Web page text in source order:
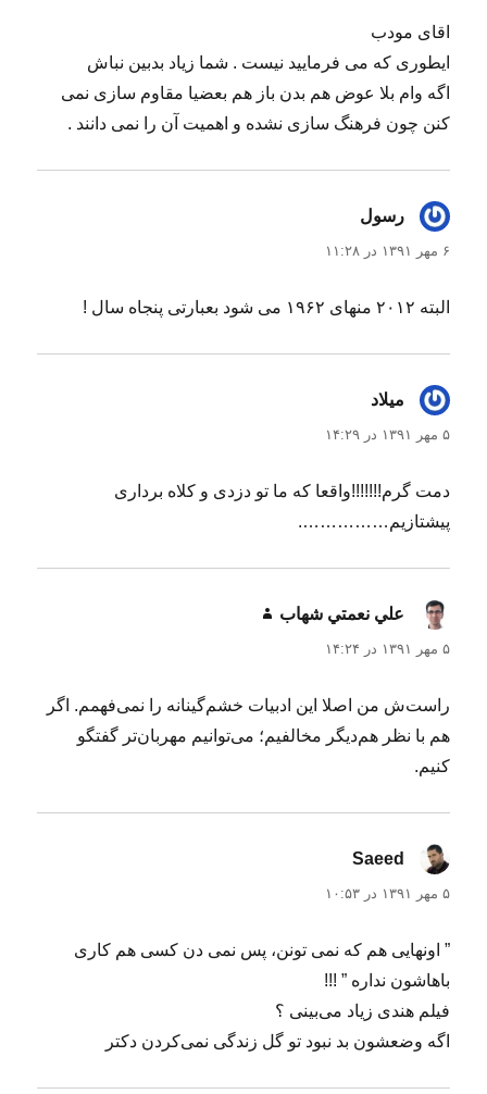
اقای مودب
ایطوری که می فرمایید نیست . شما زیاد بدبین نباش
اگه وام بلا عوض هم بدن باز هم بعضیا مقاوم سازی نمی
کنن چون فرهنگ سازی نشده و اهمیت آن را نمی دانند .
رسول
۶ مهر ۱۳۹۱ در ۱۱:۲۸
البته ۲۰۱۲ منهای ۱۹۶۲ می شود بعبارتی پنجاه سال !
میلاد
۵ مهر ۱۳۹۱ در ۱۴:۲۹
دمت گرم!!!!!!!واقعا که ما تو دزدی و کلاه برداری
پیشتازیم…………….
علي نعمتي شهاب
۵ مهر ۱۳۹۱ در ۱۴:۲۴
راست‌ش من اصلا این ادبیات خشم‌گینانه را نمی‌فهمم. اگر
هم با نظر هم‌دیگر مخالفیم؛ می‌توانیم مهربان‌تر گفتگو
کنیم.
Saeed
۵ مهر ۱۳۹۱ در ۱۰:۵۳
” اونهایی هم که نمی تونن، پس نمی دن کسی هم کاری
باهاشون نداره ” !!!
فیلم هندی زیاد می‌بینی ؟
اگه وضعشون بد نبود تو گل زندگی نمی‌کردن دکتر